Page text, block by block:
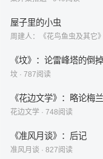
屋子里的小虫
周建人：《花鸟鱼虫及其它》
《坟》：论雷峰塔的倒掉
坟 · 787阅读
《花边文学》：略论梅
花边文学 · 748阅读
《准风月谈》：后记
准风月谈 · 827阅读